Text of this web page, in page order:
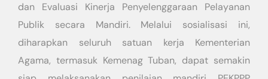
dan Evaluasi Kinerja Penyelenggaraan Pelayanan
Publik secara Mandiri. Melalui sosialisasi ini,
diharapkan seluruh satuan kerja Kementerian
Agama, termasuk Kemenag Tuban, dapat semakin